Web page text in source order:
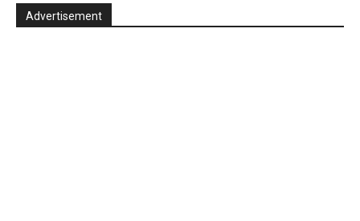
Advertisement